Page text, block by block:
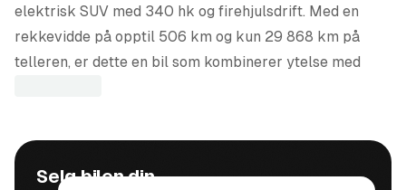
elektrisk SUV med 340 hk og firehjulsdrift. Med en
rekkevidde på opptil 506 km og kun 29 868 km på
telleren, er dette en bil som kombinerer ytelse med
med interiør i
rekke komfortpakker som gjør kjøreturen både trygg
Selg bilen din